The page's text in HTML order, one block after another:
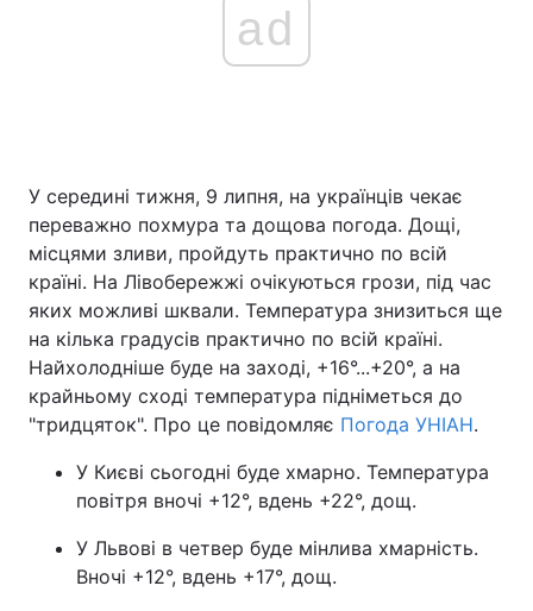
Головна Війна
Україна Політика
Економіка Світ
Спорт Наука
Техно і зв'язок Лайт
Зброя Інциденти
Здоров'я Туризм
Цікавинки Погода
ad
У середині тижня, 9 липня, на українців чекає
переважно похмура та дощова погода. Дощі,
місцями зливи, пройдуть практично по всій
країні. На Лівобережжі очікуються грози, під час
яких можливі шквали. Температура знизиться ще
на кілька градусів практично по всій країні.
Найхолодніше буде на заході, +16°...+20°, а на
крайньому сході температура підніметься до
"тридцяток". Про це повідомляє Погода УНІАН.
У Києві сьогодні буде хмарно. Температура
повітря вночі +12°, вдень +22°, дощ.
У Львові в четвер буде мінлива хмарність.
Вночі +12°, вдень +17°, дощ.